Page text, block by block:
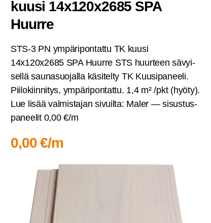
kuusi 14x120x2685 SPA
Huurre
STS‑3 PN ympä­ri­pon­tat­tu TK kuusi
14x120x2685 SPA Huur­re STS huur­teen sävyi­
sel­lä sau­na­suo­jal­la käsi­tel­ty TK Kuusi­pa­nee­li.
Pii­lo­kiin­ni­tys, ympä­ri­pon­tat­tu. 1,4 m² /pkt (hyö­ty).
Lue lisää val­mis­ta­jan sivuil­ta: Maler — sisus­tus­
pa­nee­lit 0,00 €/m
0,00 €/m